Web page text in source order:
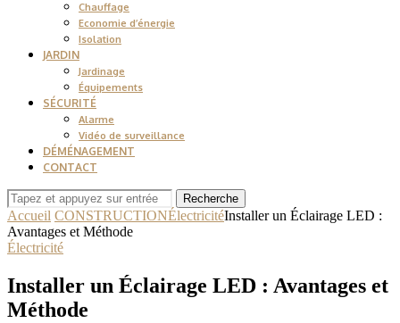
Chauffage
Economie d’énergie
Isolation
JARDIN
Jardinage
Équipements
SÉCURITÉ
Alarme
Vidéo de surveillance
DÉMÉNAGEMENT
CONTACT
Recherche
Accueil CONSTRUCTIONÉlectricitéInstaller un Éclairage LED :
Avantages et Méthode
Électricité
Installer un Éclairage LED : Avantages et
Méthode